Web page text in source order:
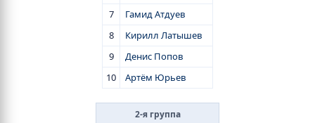
7
Гамид Атдуев
8
Кирилл Латышев
9
Денис Попов
10
Артём Юрьев
2-я группа